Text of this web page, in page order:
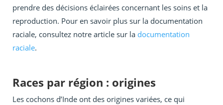
prendre des décisions éclairées concernant les soins et la
reproduction. Pour en savoir plus sur la documentation
raciale, consultez notre article sur la documentation
raciale.
Races par région : origines
Les cochons d’Inde ont des origines variées, ce qui